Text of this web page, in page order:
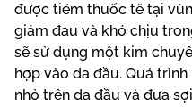
được tiêm thuốc tê tại
giảm đau và khó chịu
sẽ sử dụng một kim
hợp vào da đầu. Quá
nhỏ trên da đầu và đưa